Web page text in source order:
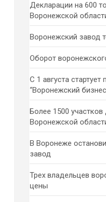
Декларации на 600
Воронежской
Воронежский завод
Оборот
С 1 августа
“Воронежский
Более 1500
Воронежской
В Воронеже
завод
Трех владельцев
цены